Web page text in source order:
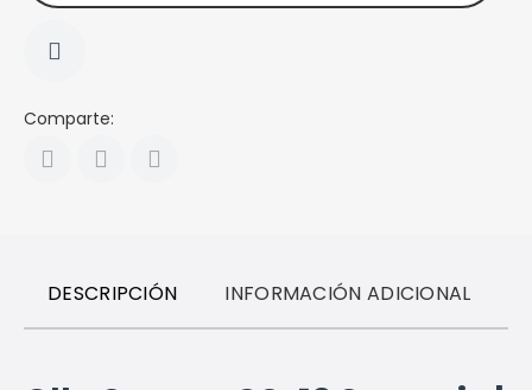
Comparte:
DESCRIPCIÓN INFORMACIÓN ADICIONAL